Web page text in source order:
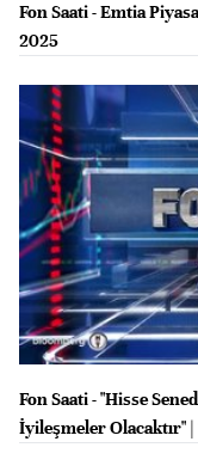
Fon Saati - Emtia
2025
Fon Saati - "Hisse
İyileşmeler Olacaktır" |